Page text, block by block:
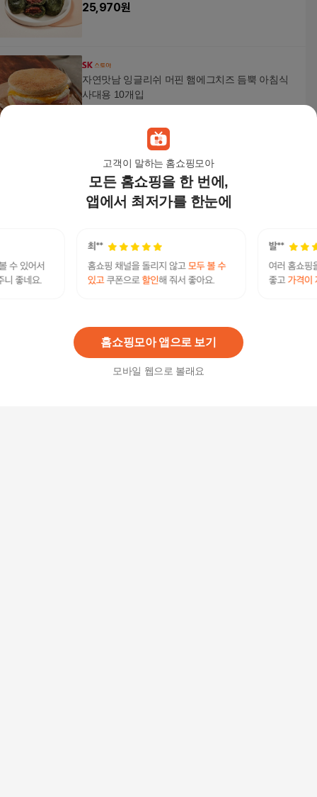
고객이 말하는 홈쇼핑모아
모든 홈쇼핑을 한 번에,
앱에서 최저가를 한눈에
홈쇼핑모아 앱으로 보기
모바일 웹으로 볼래요
25,970원
자연맛남 잉글리쉬 머핀 햄에그치즈 듬뿍 아침식
사대용 10개입
[자연다움] 속부터 채우는 유기농 프리미엄 생식 4
주분 1세트 (25gx28포) 아침식사 대용
39,900 원
[웰리유] 가볍게 아침한끼 오트밀 1.5kg